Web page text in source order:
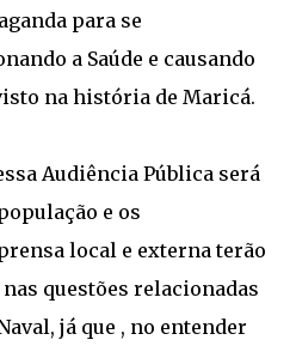
para se
a Saúde e causando
na história de Maricá.
Audiência Pública será
e os
local e externa terão
questões relacionadas
já que , no entender